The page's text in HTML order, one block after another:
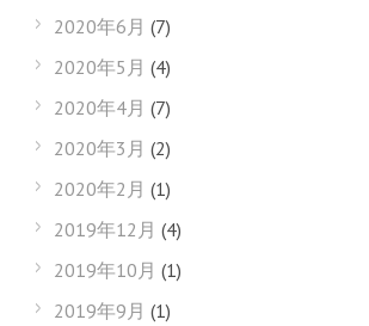
2020年6月 (7)
2020年5月 (4)
2020年4月 (7)
2020年3月 (2)
2020年2月 (1)
2019年12月 (4)
2019年10月 (1)
2019年9月 (1)